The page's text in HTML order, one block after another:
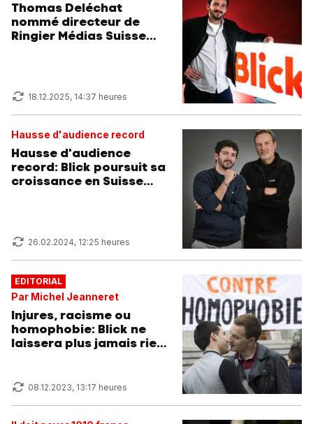
Thomas Deléchat
nommé directeur de
Ringier Médias Suisse
18.12.2025, 14:37 heures
Hausse d'audience record
Hausse d'audience
record: Blick poursuit sa
croissance en Suisse
26.02.2024, 12:25 heures
EDITORIAL
Par Michel Jeanneret
Injures, racisme ou
homophobie: Blick ne
laissera plus jamais rien
08.12.2023, 13:17 heures